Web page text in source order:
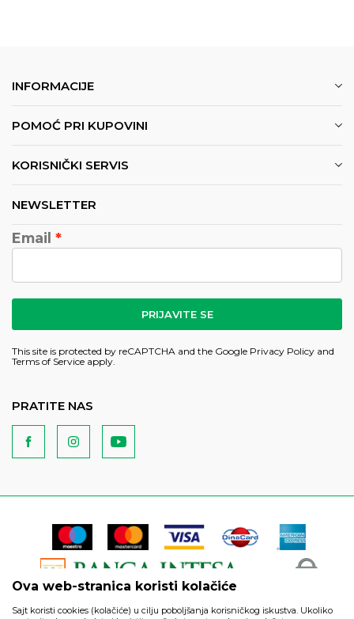
INFORMACIJE
POMOĆ PRI KUPOVINI
KORISNIČKI SERVIS
NEWSLETTER
Email
PRIJAVITE SE
This site is protected by reCAPTCHA and the Google Privacy Policy and
Terms of Service apply.
PRATITE NAS
Ova web-stranica koristi kolačiće
Sajt koristi cookies (kolačiće) u cilju poboljšanja korisničkog iskustva. Ukoliko